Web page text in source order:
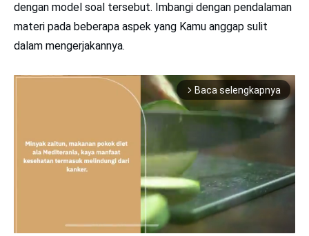
dengan model soal tersebut. Imbangi dengan pendalaman
materi pada beberapa aspek yang Kamu anggap sulit
dalam mengerjakannya.
arrow_forward_ios Baca selengkapnya